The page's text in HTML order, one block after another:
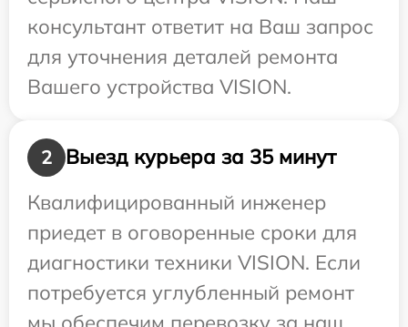
консультант ответит на Ваш запрос
для уточнения деталей ремонта
Вашего устройства VISION.
2
Выезд курьера за 35 минут
Квалифицированный инженер
приедет в оговоренные сроки для
диагностики техники VISION. Если
потребуется углубленный ремонт